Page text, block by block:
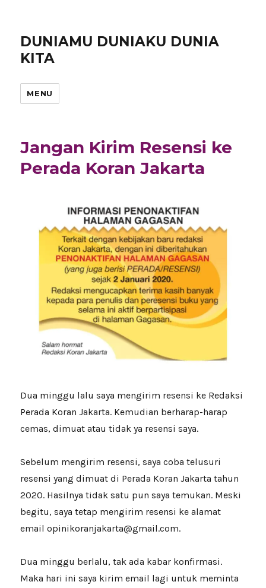
DUNIAMU DUNIAKU DUNIA
KITA
MENU
Jangan Kirim Resensi ke
Perada Koran Jakarta
Dua minggu lalu saya mengirim resensi ke Redaksi
Perada Koran Jakarta. Kemudian berharap-harap
cemas, dimuat atau tidak ya resensi saya.
Sebelum mengirim resensi, saya coba telusuri
resensi yang dimuat di Perada Koran Jakarta tahun
2020. Hasilnya tidak satu pun saya temukan. Meski
begitu, saya tetap mengirim resensi ke alamat
email opinikoranjakarta@gmail.com.
Dua minggu berlalu, tak ada kabar konfirmasi.
Maka hari ini saya kirim email lagi untuk meminta